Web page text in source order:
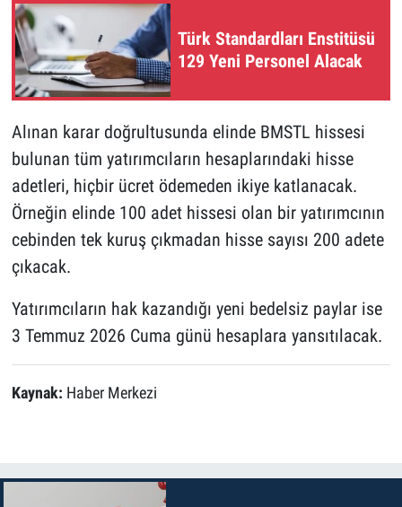
Türk Standardları Enstitüsü
129 Yeni Personel Alacak
Alınan karar doğrultusunda elinde BMSTL hissesi
bulunan tüm yatırımcıların hesaplarındaki hisse
adetleri, hiçbir ücret ödemeden ikiye katlanacak.
Örneğin elinde 100 adet hissesi olan bir yatırımcının
cebinden tek kuruş çıkmadan hisse sayısı 200 adete
çıkacak.
Yatırımcıların hak kazandığı yeni bedelsiz paylar ise
3 Temmuz 2026 Cuma günü hesaplara yansıtılacak.
Kaynak: Haber Merkezi